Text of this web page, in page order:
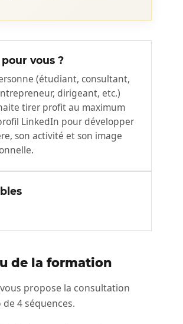
vous ?
(étudiant, consultant,
dirigeant, etc.)
tirer profit au maximum
LinkedIn pour développer
son activité et son image
de la formation
propose la consultation
de 4 séquences.